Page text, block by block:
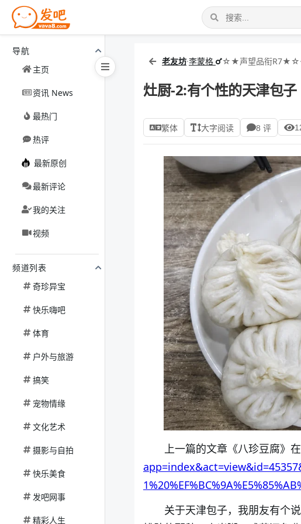
导航
主页
资讯 News
最热门
热评
最新原创
最新评论
我的关注
视频
频道列表
奇珍异宝
快乐嗨吧
体育
户外与旅游
搞笑
宠物情缘
文化艺术
摄影与自拍
快乐美食
发吧网事
精彩人生
老友坊·李蒙格 ☆★声望品衔R7★☆·
灶厨-2:有个性的天津包子
繁体 大字阅读 8 评
上一篇的文章《八珍豆腐》在
关于天津包子，我朋友有个